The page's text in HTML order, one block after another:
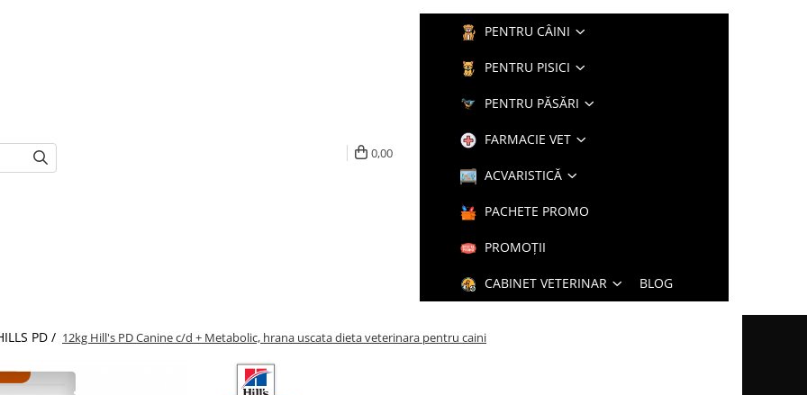
0,00
PENTRU CÂINI
PENTRU PISICI
PENTRU PĂSĂRI
FARMACIE VET
ACVARISTICĂ
PACHETE PROMO
PROMOȚII
CABINET VETERINAR BLOG
PD / 12kg Hill's PD Canine c/d + Metabolic, hrana uscata dieta veterinara pentru caini